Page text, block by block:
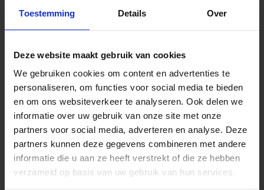
Toestemming Details Over
Deze website maakt gebruik van cookies
We gebruiken cookies om content en advertenties te
personaliseren, om functies voor social media te bieden
en om ons websiteverkeer te analyseren. Ook delen we
informatie over uw gebruik van onze site met onze
partners voor social media, adverteren en analyse. Deze
partners kunnen deze gegevens combineren met andere
informatie die u aan ze heeft verstrekt of die ze hebben
verzameld op basis van uw gebruik van hun services.
Nobanetz
Netzschlauchverband
Menge
In den Warenkorb
Ähnliche Produkte